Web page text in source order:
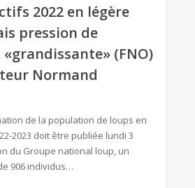
2022 en légère
pression de
(FNO)
Normand
de la population de loups en
2023 doit être publiée lundi 3
du Groupe national loup, un
906 individus…